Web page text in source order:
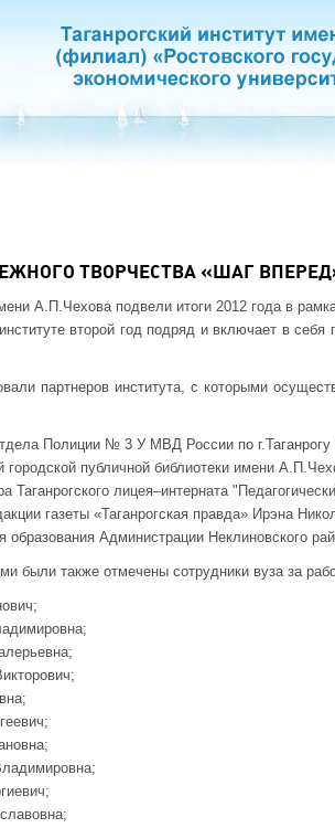
ТВОРЧЕСТВА «ШАГ
А.П.Чехова подвели итоги 2012 года в
второй год подряд и включает в
партнеров института, с которыми
Полиции № 3 У МВД России по
городской публичной библиотеки имени
Таганрогского лицея–интерната
газеты «Таганрогская правда» Ирэна
образования Администрации Неклиновского
были также отмечены сотрудники вуза за